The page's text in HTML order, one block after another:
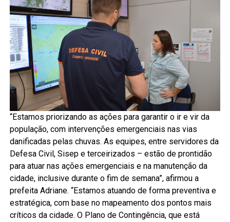
“Estamos priorizando as ações para garantir o ir e vir da
população, com intervenções emergenciais nas vias
danificadas pelas chuvas. As equipes, entre servidores da
Defesa Civil, Sisep e terceirizados – estão de prontidão
para atuar nas ações emergenciais e na manutenção da
cidade, inclusive durante o fim de semana”, afirmou a
prefeita Adriane. “Estamos atuando de forma preventiva e
estratégica, com base no mapeamento dos pontos mais
críticos da cidade. O Plano de Contingência, que está